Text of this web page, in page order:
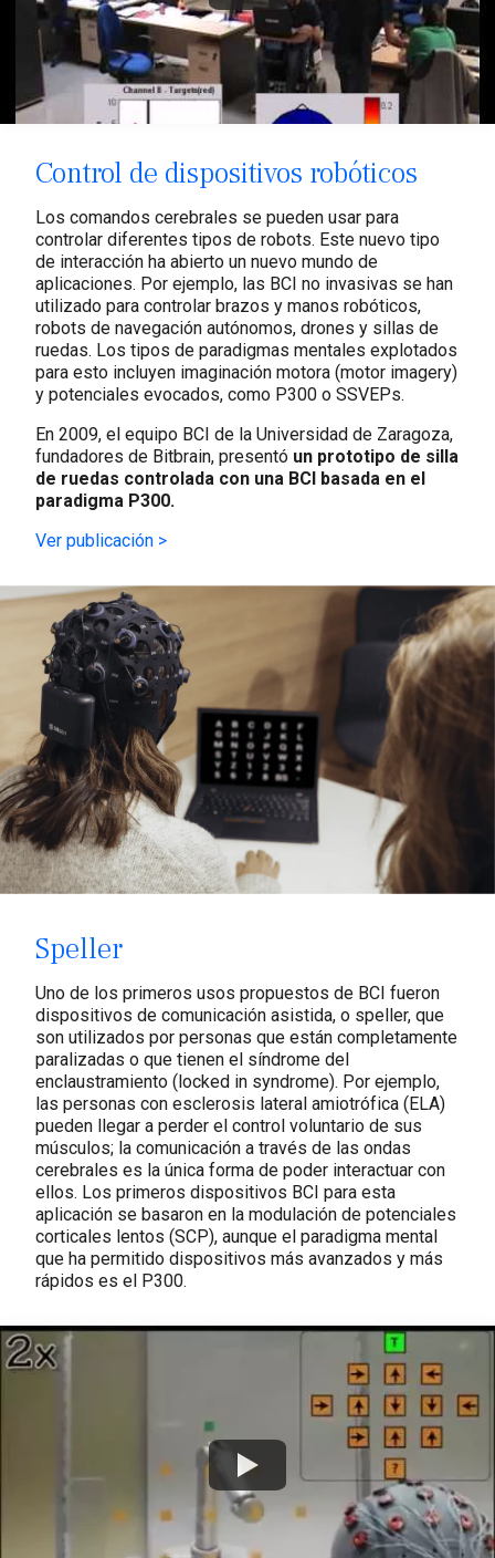
Control de dispositivos robóticos
Los comandos cerebrales se pueden usar para
controlar diferentes tipos de robots. Este nuevo tipo
de interacción ha abierto un nuevo mundo de
aplicaciones. Por ejemplo, las BCI no invasivas se han
utilizado para controlar brazos y manos robóticos,
robots de navegación autónomos, drones y sillas de
ruedas. Los tipos de paradigmas mentales explotados
para esto incluyen imaginación motora (motor imagery)
y potenciales evocados, como P300 o SSVEPs.
En 2009, el equipo BCI de la Universidad de Zaragoza,
fundadores de Bitbrain, presentó un prototipo de silla
de ruedas controlada con una BCI basada en el
paradigma P300.
Ver publicación >
Speller
Uno de los primeros usos propuestos de BCI fueron
dispositivos de comunicación asistida, o speller, que
son utilizados por personas que están completamente
paralizadas o que tienen el síndrome del
enclaustramiento (locked in syndrome). Por ejemplo,
las personas con esclerosis lateral amiotrófica (ELA)
pueden llegar a perder el control voluntario de sus
músculos; la comunicación a través de las ondas
cerebrales es la única forma de poder interactuar con
ellos. Los primeros dispositivos BCI para esta
aplicación se basaron en la modulación de potenciales
corticales lentos (SCP), aunque el paradigma mental
que ha permitido dispositivos más avanzados y más
rápidos es el P300.
Watch